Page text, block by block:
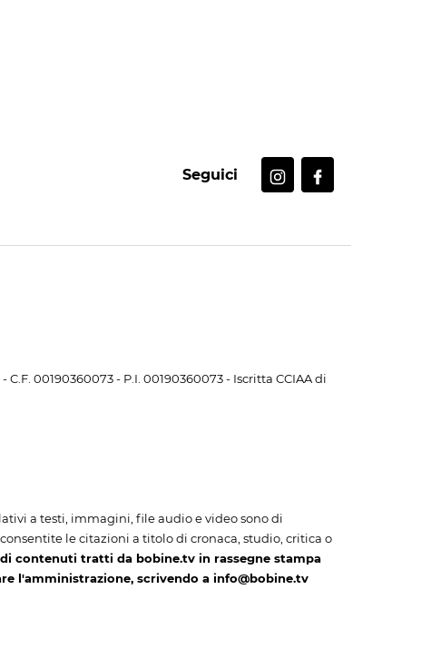
Seguici
00190360073 - P.I. 00190360073 - Iscritta CCIAA di
a testi, immagini, file audio e video sono di
le citazioni a titolo di cronaca, studio, critica o
contenuti tratti da bobine.tv in rassegne stampa
l'amministrazione, scrivendo a info@bobine.tv